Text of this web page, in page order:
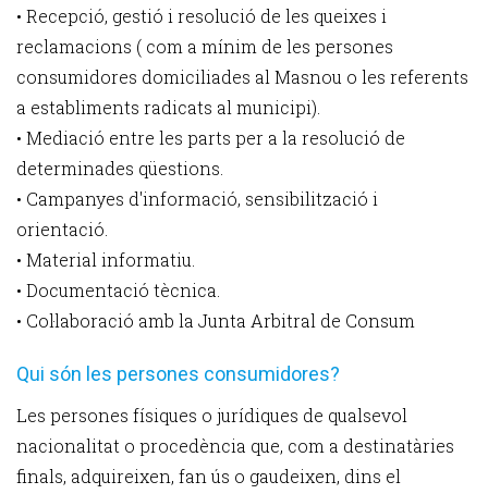
• Recepció, gestió i resolució de les queixes i
reclamacions ( com a mínim de les persones
consumidores domiciliades al Masnou o les referents
a establiments radicats al municipi).
• Mediació entre les parts per a la resolució de
determinades qüestions.
• Campanyes d'informació, sensibilització i
orientació.
• Material informatiu.
• Documentació tècnica.
• Col·laboració amb la Junta Arbitral de Consum
Qui són les persones consumidores?
Les persones físiques o jurídiques de qualsevol
nacionalitat o procedència que, com a destinatàries
finals, adquireixen, fan ús o gaudeixen, dins el